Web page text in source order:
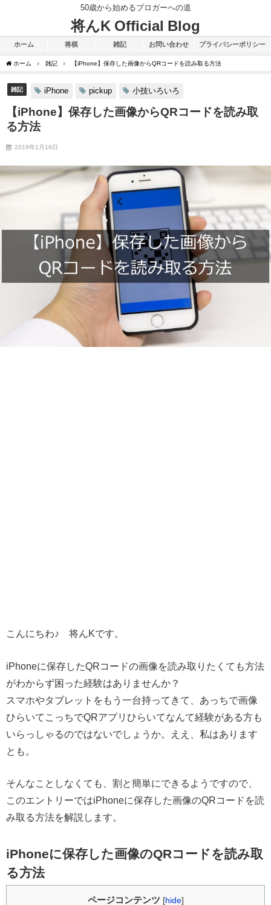
50歳から始めるブロガーへの道
将んK Official Blog
ホーム 将棋 雑記 お問い合わせ プライバシーポリシー
ホーム 雑記 【iPhone】保存した画像からQRコードを読み取る方法
雑記 iPhone pickup 小技いろいろ
【iPhone】保存した画像からQRコードを読み取
る方法
2019年1月19日
こんにちわ♪ 将んKです。
iPhoneに保存したQRコードの画像を読み取りたくても方法
がわからず困った経験はありませんか？
スマホやタブレットをもう一台持ってきて、あっちで画像
ひらいてこっちでQRアプリひらいてなんて経験がある方も
いらっしゃるのではないでしょうか。ええ、私はあります
とも。
そんなことしなくても、割と簡単にできるようですので、
このエントリーではiPhoneに保存した画像のQRコードを読
み取る方法を解説します。
iPhoneに保存した画像のQRコードを読み取
る方法
ページコンテンツ [hide]